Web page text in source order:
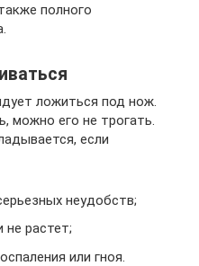
полного
ложиться под нож.
можно его не трогать.
если
неудобств;
не растет;
или гноя.